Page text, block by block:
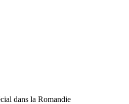
dans la Romandie